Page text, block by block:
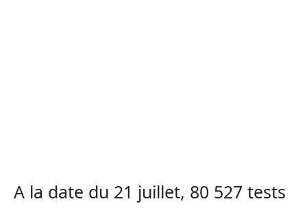
A la date du 21 juillet, 80 527 tests